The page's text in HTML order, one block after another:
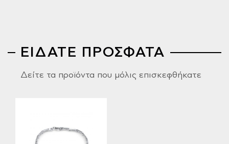
ΕΙΔΑΤΕ ΠΡΟΣΦΑΤΑ
Δείτε τα προϊόντα που μόλις επισκεφθήκατε